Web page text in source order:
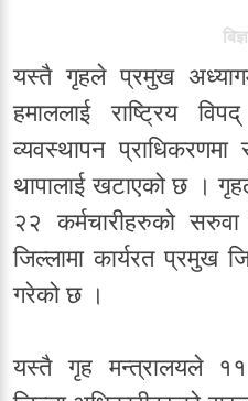
यस्तै गृहले प्रमुख
हमाललाई राष्ट्रिय
व्यवस्थापन
थापालाई खटाएको छ ।
२२ कर्मचारीहरुको
जिल्लामा कार्यरत प्रमुख
गरेको छ ।
यस्तै गृह मन्त्रालयले